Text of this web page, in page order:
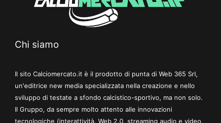
Chi siamo
Il sito Calciomercato.it è il prodotto di punta di Web 365 Srl,
un'editrice new media specializzata nella creazione e nello
sviluppo di testate a sfondo calcistico-sportivo, ma non solo.
Il Gruppo, da sempre molto attento alle innovazioni
tecnologiche (interattività, Web 2.0, streaming audio e video,